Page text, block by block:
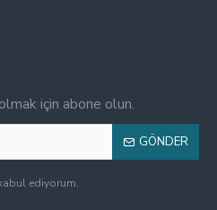
için abone olun.
GÖNDER
ediyorum.